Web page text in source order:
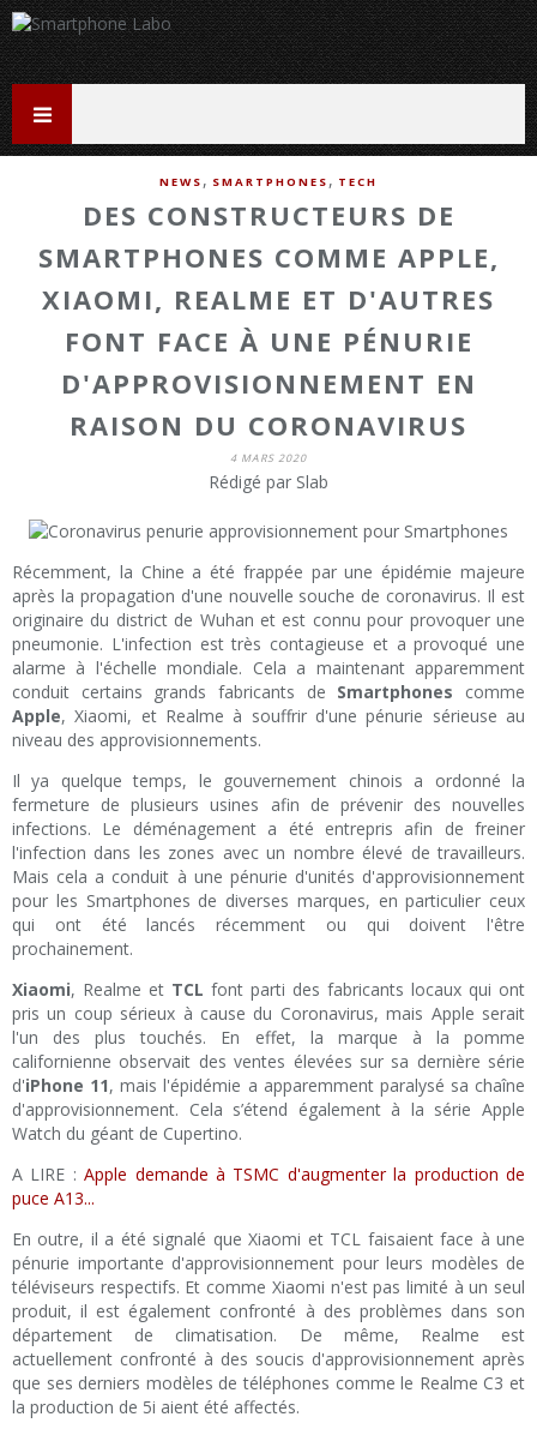
NEWS , SMARTPHONES , TECH
DES CONSTRUCTEURS DE
SMARTPHONES COMME APPLE,
XIAOMI, REALME ET D'AUTRES
FONT FACE À UNE PÉNURIE
D'APPROVISIONNEMENT EN
RAISON DU CORONAVIRUS
4 MARS 2020
Rédigé par Slab
Récemment, la Chine a été frappée par une épidémie majeure
après la propagation d'une nouvelle souche de coronavirus. Il est
originaire du district de Wuhan et est connu pour provoquer une
pneumonie. L'infection est très contagieuse et a provoqué une
alarme à l'échelle mondiale. Cela a maintenant apparemment
conduit certains grands fabricants de Smartphones comme
Apple, Xiaomi, et Realme à souffrir d'une pénurie sérieuse au
niveau des approvisionnements.
Il ya quelque temps, le gouvernement chinois a ordonné la
fermeture de plusieurs usines afin de prévenir des nouvelles
infections. Le déménagement a été entrepris afin de freiner
l'infection dans les zones avec un nombre élevé de travailleurs.
Mais cela a conduit à une pénurie d'unités d'approvisionnement
pour les Smartphones de diverses marques, en particulier ceux
qui ont été lancés récemment ou qui doivent l'être
prochainement.
Xiaomi, Realme et TCL font parti des fabricants locaux qui ont
pris un coup sérieux à cause du Coronavirus, mais Apple serait
l'un des plus touchés. En effet, la marque à la pomme
californienne observait des ventes élevées sur sa dernière série
d'iPhone 11, mais l'épidémie a apparemment paralysé sa chaîne
d'approvisionnement. Cela s’étend également à la série Apple
Watch du géant de Cupertino.
A LIRE :Apple demande à TSMC d'augmenter la production de
puce A13...
En outre, il a été signalé que Xiaomi et TCL faisaient face à une
pénurie importante d'approvisionnement pour leurs modèles de
téléviseurs respectifs. Et comme Xiaomi n'est pas limité à un seul
produit, il est également confronté à des problèmes dans son
département de climatisation. De même, Realme est
actuellement confronté à des soucis d'approvisionnement après
que ses derniers modèles de téléphones comme le Realme C3 et
la production de 5i aient été affectés.